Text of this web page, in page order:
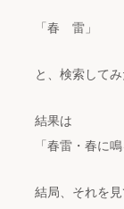
「春 雷」
と、検索してみ
結果は
「春雷・春に
結局、それを見